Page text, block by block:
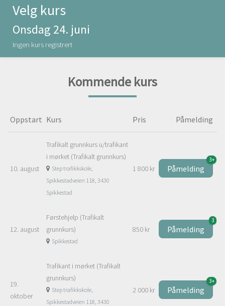
Velg kurs
Onsdag 24. juni
Ingen kurs registrert
Kommende kurs
Oppstart Kurs Pris Påmelding
10. august
Trafikalt grunnkurs u/trafikant
i mørket (Trafikalt grunnkurs)
Step trafikkskole,
Spikkestadveien 118, 3430
Spikkestad
1 800 kr Påmelding
3+
12. august
Førstehjelp (Trafikalt
grunnkurs)
Spikkestad
850 kr Påmelding
3
19.
oktober
Trafikant i mørket (Trafikalt
grunnkurs)
Step trafikkskole,
Spikkestadveien 118, 3430
2 000 kr Påmelding
3+